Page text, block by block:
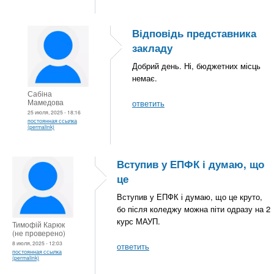
Сабіна
Мамедова
25 июля, 2025 - 18:16
постоянная ссылка
(permalink)
Відповідь представника
закладу
Добрий день. Ні, бюджетних місць
немає.
ответить
Тимофій Карюк
(не проверено)
8 июля, 2025 - 12:03
постоянная ссылка
(permalink)
Вступив у ЕПФК і думаю, що
це
Вступив у ЕПФК і думаю, що це круто,
бо після коледжу можна піти одразу на 2
курс МАУП.
ответить